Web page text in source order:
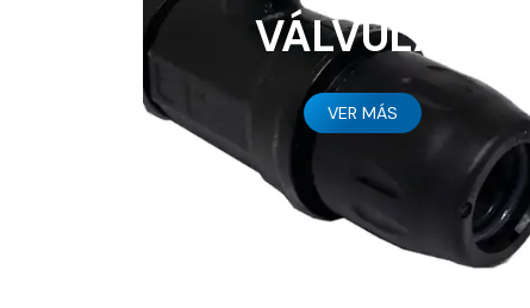
VÁLVULAS
VER MÁS